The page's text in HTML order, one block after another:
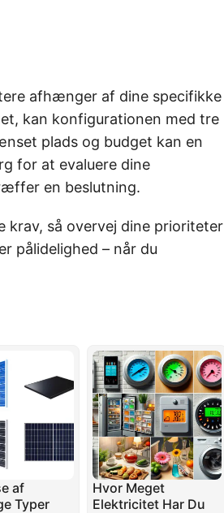
afhænger af dine specifikke
kan konfigurationen med tre
plads og budget kan en
for at evaluere dine
en beslutning.
krav, så overvej dine prioriteter
pålidelighed – når du
af
Typer
Hvor Meget
Elektricitet Har Du